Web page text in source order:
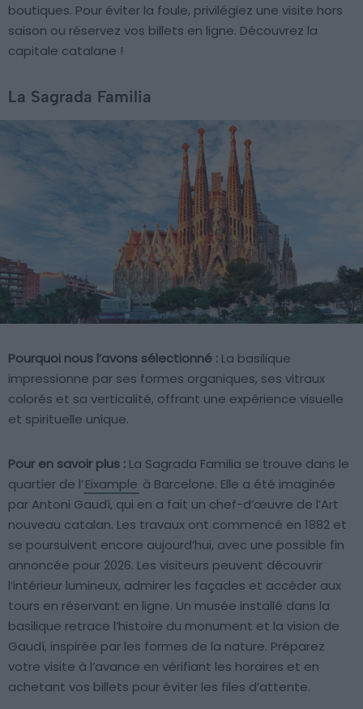
boutiques. Pour éviter la foule, privilégiez une visite hors
saison ou réservez vos billets en ligne. Découvrez la
capitale catalane !
La Sagrada Familia
Pourquoi nous l’avons sélectionné : La basilique
impressionne par ses formes organiques, ses vitraux
colorés et sa verticalité, offrant une expérience visuelle
et spirituelle unique.
Pour en savoir plus : La Sagrada Familia se trouve dans le
quartier de l’Eixample à Barcelone. Elle a été imaginée
par Antoni Gaudí, qui en a fait un chef-d’œuvre de l’Art
nouveau catalan. Les travaux ont commencé en 1882 et
se poursuivent encore aujourd’hui, avec une possible fin
annoncée pour 2026. Les visiteurs peuvent découvrir
l’intérieur lumineux, admirer les façades et accéder aux
tours en réservant en ligne. Un musée installé dans la
basilique retrace l’histoire du monument et la vision de
Gaudí, inspirée par les formes de la nature. Préparez
votre visite à l’avance en vérifiant les horaires et en
achetant vos billets pour éviter les files d’attente.